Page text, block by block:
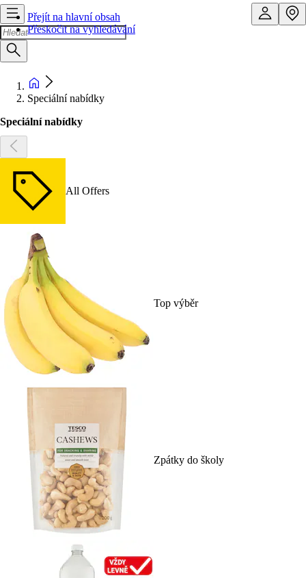
Přejít na hlavní obsah
Přeskočit na vyhledávání
Speciální nabídky
Speciální nabídky
All Offers
Top výběr
Zpátky do školy